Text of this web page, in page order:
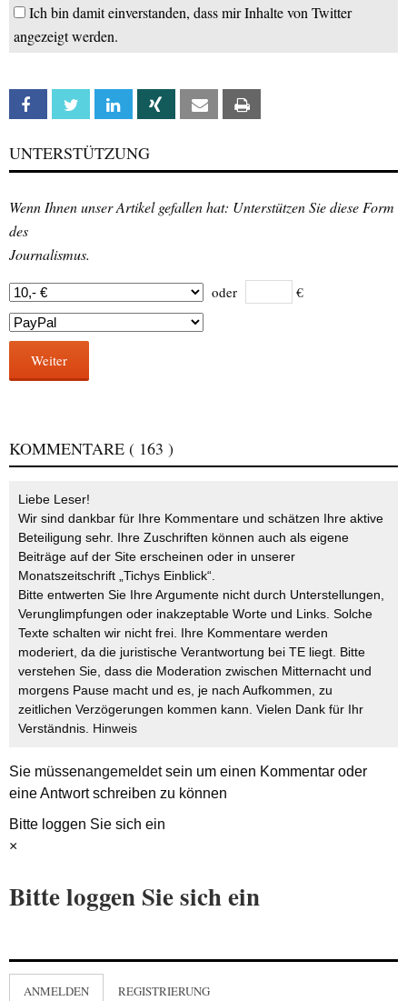
Ich bin damit einverstanden, dass mir Inhalte von Twitter
angezeigt werden.
Facebook Twitter Linkedin Xing Email
UNTERSTÜTZUNG
Wenn Ihnen unser Artikel gefallen hat: Unterstützen Sie diese Form
des
Journalismus.
oder €
Weiter
KOMMENTARE ( 163 )
Liebe Leser!
Wir sind dankbar für Ihre Kommentare und schätzen Ihre aktive
Beteiligung sehr. Ihre Zuschriften können auch als eigene
Beiträge auf der Site erscheinen oder in unserer
Monatszeitschrift „Tichys Einblick“.
Bitte entwerten Sie Ihre Argumente nicht durch Unterstellungen,
Verunglimpfungen oder inakzeptable Worte und Links. Solche
Texte schalten wir nicht frei. Ihre Kommentare werden
moderiert, da die juristische Verantwortung bei TE liegt. Bitte
verstehen Sie, dass die Moderation zwischen Mitternacht und
morgens Pause macht und es, je nach Aufkommen, zu
zeitlichen Verzögerungen kommen kann. Vielen Dank für Ihr
Verständnis. Hinweis
Sie müssenangemeldetsein um einen Kommentar oder
eine Antwort schreiben zu können
Bitte loggen Sie sich ein
×
Bitte loggen Sie sich ein
ANMELDEN REGISTRIERUNG